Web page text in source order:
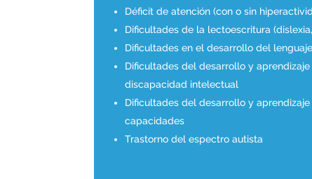
Déficit de atención (con o sin
Dificultades de la lectoescritura
Dificultades en el desarrollo del lenguaje
Dificultades del desarrollo y
discapacidad intelectual
Dificultades del desarrollo y
capacidades
Trastorno del espectro autista